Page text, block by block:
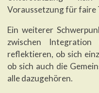
Voraussetzung für faire
Ein weiterer
zwischen
reflektieren, ob sich
ob sich auch die
alle dazugehören.